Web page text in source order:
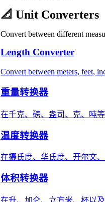
📐 Unit Converters
Convert between different
Length Converter
Convert between meters, feet,
重量转换器
在千克、磅、盎司、克、吨
温度转换器
在摄氏度、华氏度、开尔文
体积转换器
在升、加仑、立方米、杯以